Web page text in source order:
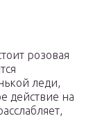
розовая
леди,
действие на